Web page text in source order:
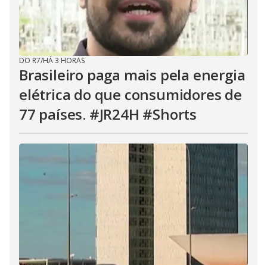
DO R7/HÁ 3 HORAS
Brasileiro paga mais pela energia
elétrica do que consumidores de
77 países. #JR24H #Shorts